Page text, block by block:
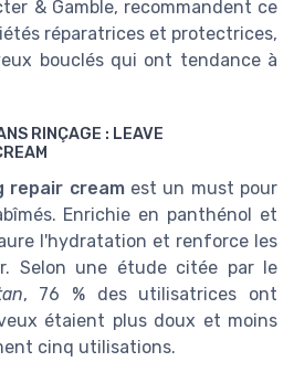
& Gamble, recommandent ce
réparatrices et protectrices,
bouclés qui ont tendance à
RINÇAGE : LEAVE
repair creamest un must pour
Enrichie en panthénol et
l'hydratation et renforce les
Selon une étude citée par le
, 76 % des utilisatrices ont
étaient plus doux et moins
cinq utilisations.